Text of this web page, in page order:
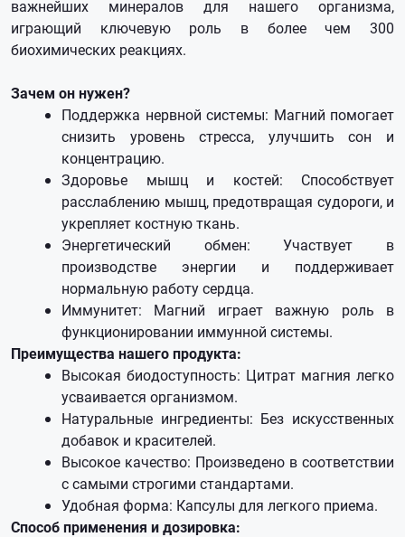
важнейших минералов для нашего организма,
играющий ключевую роль в более чем 300
биохимических реакциях.
Зачем он нужен?
Поддержка нервной системы: Магний помогает
снизить уровень стресса, улучшить сон и
концентрацию.
Здоровье мышц и костей: Способствует
расслаблению мышц, предотвращая судороги, и
укрепляет костную ткань.
Энергетический обмен: Участвует в
производстве энергии и поддерживает
нормальную работу сердца.
Иммунитет: Магний играет важную роль в
функционировании иммунной системы.
Преимущества нашего продукта:
Высокая биодоступность: Цитрат магния легко
усваивается организмом.
Натуральные ингредиенты: Без искусственных
добавок и красителей.
Высокое качество: Произведено в соответствии
с самыми строгими стандартами.
Удобная форма: Капсулы для легкого приема.
Способ применения и дозировка: